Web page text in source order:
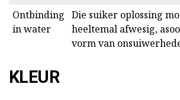
Ontbinding
in water
Die suiker oplossing
heeltemal afwesig,
vorm van
KLEUR